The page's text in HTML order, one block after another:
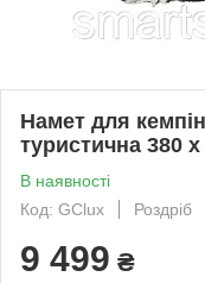
Намет для
туристична 380
В наявності
Код: GClux
Роздріб
9 499 ₴